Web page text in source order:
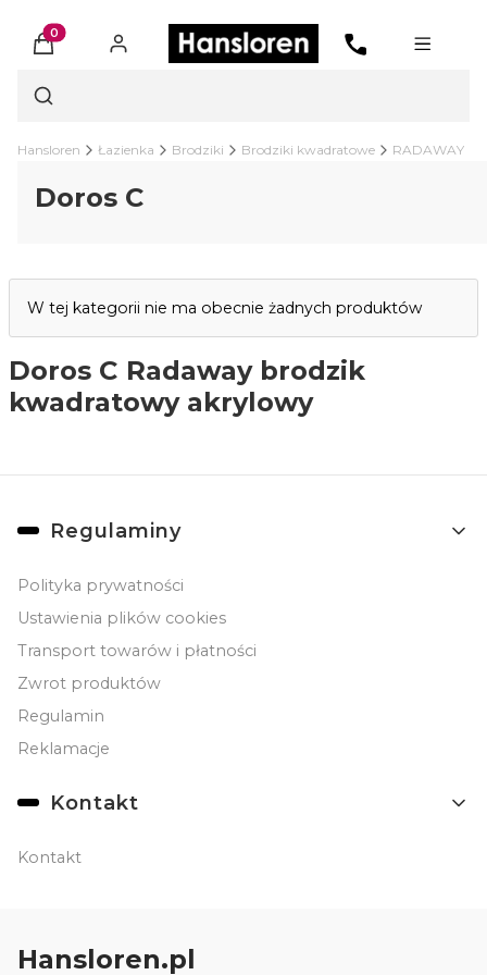
Produkty w koszyku: 0. Zobacz szczegóły
Otwórz wyszukiwarkę
Hansloren Łazienka Brodziki Brodziki kwadratowe RADAWAY
Doros C
Lista produktów
W tej kategorii nie ma obecnie żadnych produktów
Doros C Radaway brodzik
kwadratowy akrylowy
Linki w stopce
Regulaminy
Polityka prywatności
Ustawienia plików cookies
Transport towarów i płatności
Zwrot produktów
Regulamin
Reklamacje
Kontakt
Kontakt
Hansloren.pl